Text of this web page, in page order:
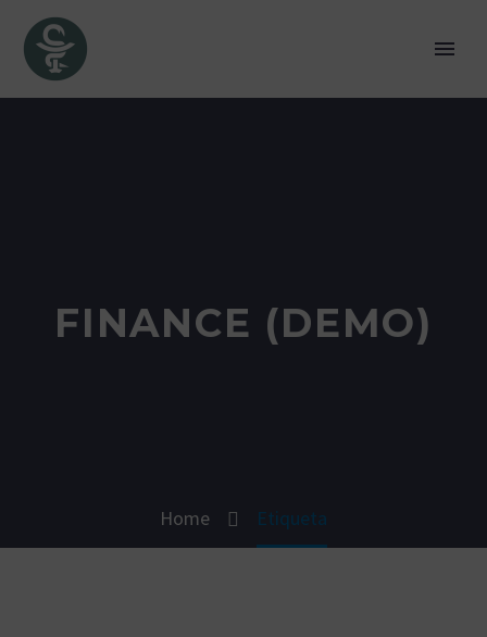
FINANCE (DEMO)
Home Etiqueta